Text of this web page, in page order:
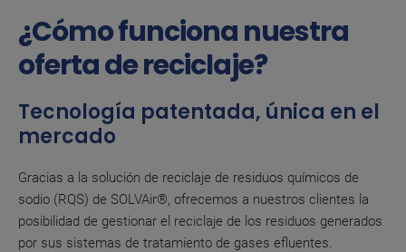
¿Cómo funciona nuestra
oferta de reciclaje?
Tecnología patentada, única en el
mercado
Gracias a la solución de reciclaje de residuos químicos de
sodio (RQS) de SOLVAir®, ofrecemos a nuestros clientes la
posibilidad de gestionar el reciclaje de los residuos generados
por sus sistemas de tratamiento de gases efluentes.